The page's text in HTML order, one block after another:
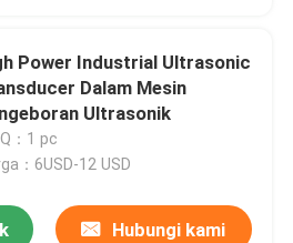
Power Industrial Ultrasonic
Dalam Mesin
Ultrasonik
：1 pc
：6USD-12 USD
Hubungi kami